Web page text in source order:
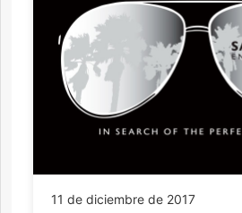
11 de diciembre de 2017